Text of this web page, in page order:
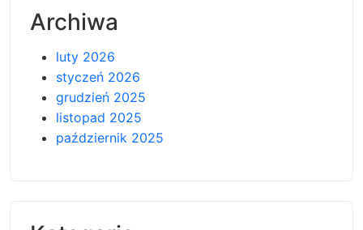
Archiwa
luty 2026
styczeń 2026
grudzień 2025
listopad 2025
październik 2025